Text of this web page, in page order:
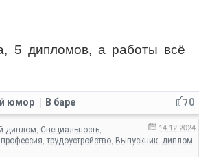
5 дипломов, а работы всё
0
юмор В баре
14.12.2024
диплом, Специальность,
профессия,трудоустройство, Выпускник, диплом,